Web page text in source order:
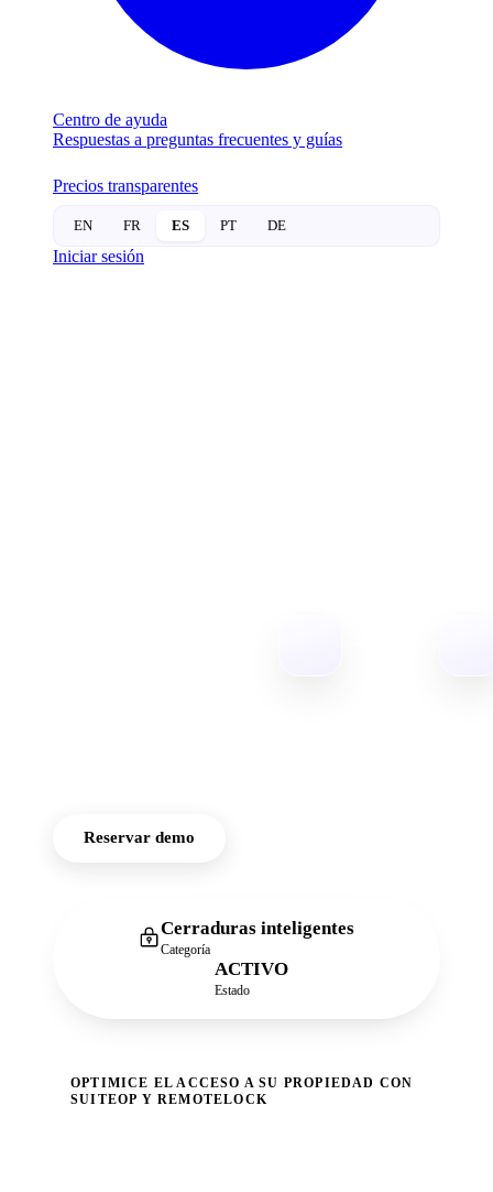
Centro de ayuda
Respuestas a preguntas frecuentes y guías
Precios transparentes
EN FR ES PT DE
Iniciar sesión
Reservar demo
Cerraduras inteligentes
Categoría
ACTIVO
Estado
OPTIMICE EL ACCESO A SU PROPIEDAD CON
SUITEOP Y REMOTELOCK